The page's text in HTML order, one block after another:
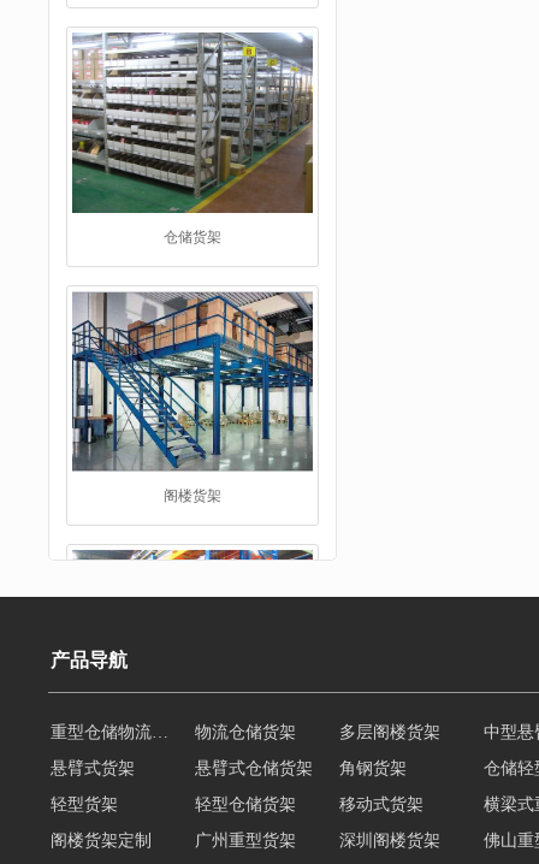
堆垛架
产品导航
悬臂式货架 悬臂式仓储货架 角钢货架
仓储轻
轻型货架
轻型仓储货架 移动式货架
横梁式
阁楼货架定制
广州重型货架 深圳阁楼货架
佛山重
仓储货架品牌
阁楼式仓库货架 仓储货架 重型阁